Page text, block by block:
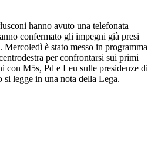
hanno avuto una telefonata
confermato gli impegni già presi
è stato messo in programma
per confrontarsi sui primi
con M5s, Pd e Leu sulle presidenze di
si legge in una nota della Lega.